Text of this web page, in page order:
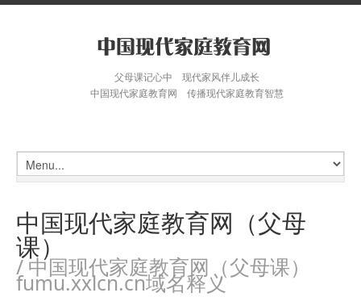
父母课记心中 现代家风伴儿成长
中国现代家庭教育网 传播现代家庭教育智慧
中国现代家庭教育网（父母
课）
/ 中国现代家庭教育网（父母课）
fumu.xxlcn.cn域名释义